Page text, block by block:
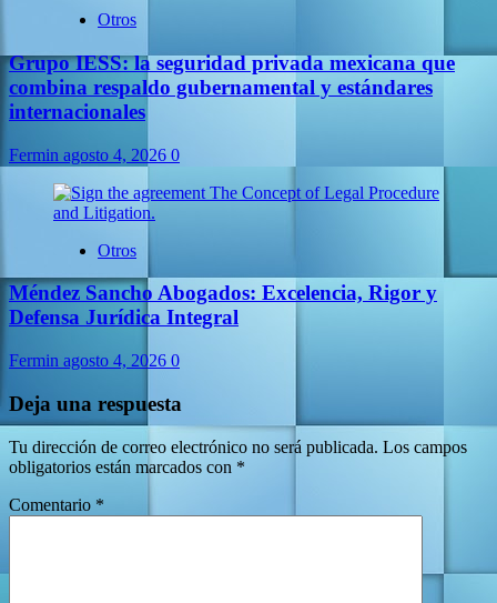
Otros
Grupo IESS: la seguridad privada mexicana que
combina respaldo gubernamental y estándares
internacionales
Fermin agosto 4, 2026 0
Otros
Méndez Sancho Abogados: Excelencia, Rigor y
Defensa Jurídica Integral
Fermin agosto 4, 2026 0
Deja una respuesta
Tu dirección de correo electrónico no será publicada. Los campos
obligatorios están marcados con *
Comentario *